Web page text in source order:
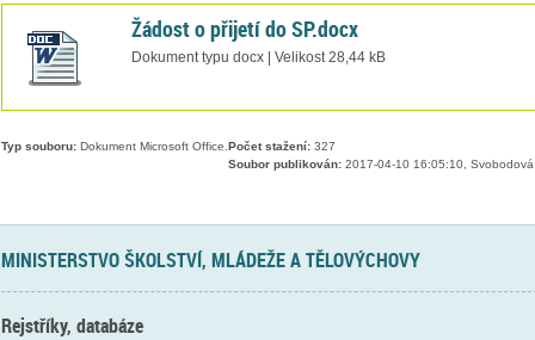
Žádost o přijetí do SP.docx
Dokument typu docx | Velikost 28,44 kB
Typ souboru:Dokument Microsoft Office. Počet stažení:327
Soubor publikován:2017-04-10 16:05:10, Svobodová
MINISTERSTVO ŠKOLSTVÍ, MLÁDEŽE A TĚLOVÝCHOVY
Rejstříky, databáze